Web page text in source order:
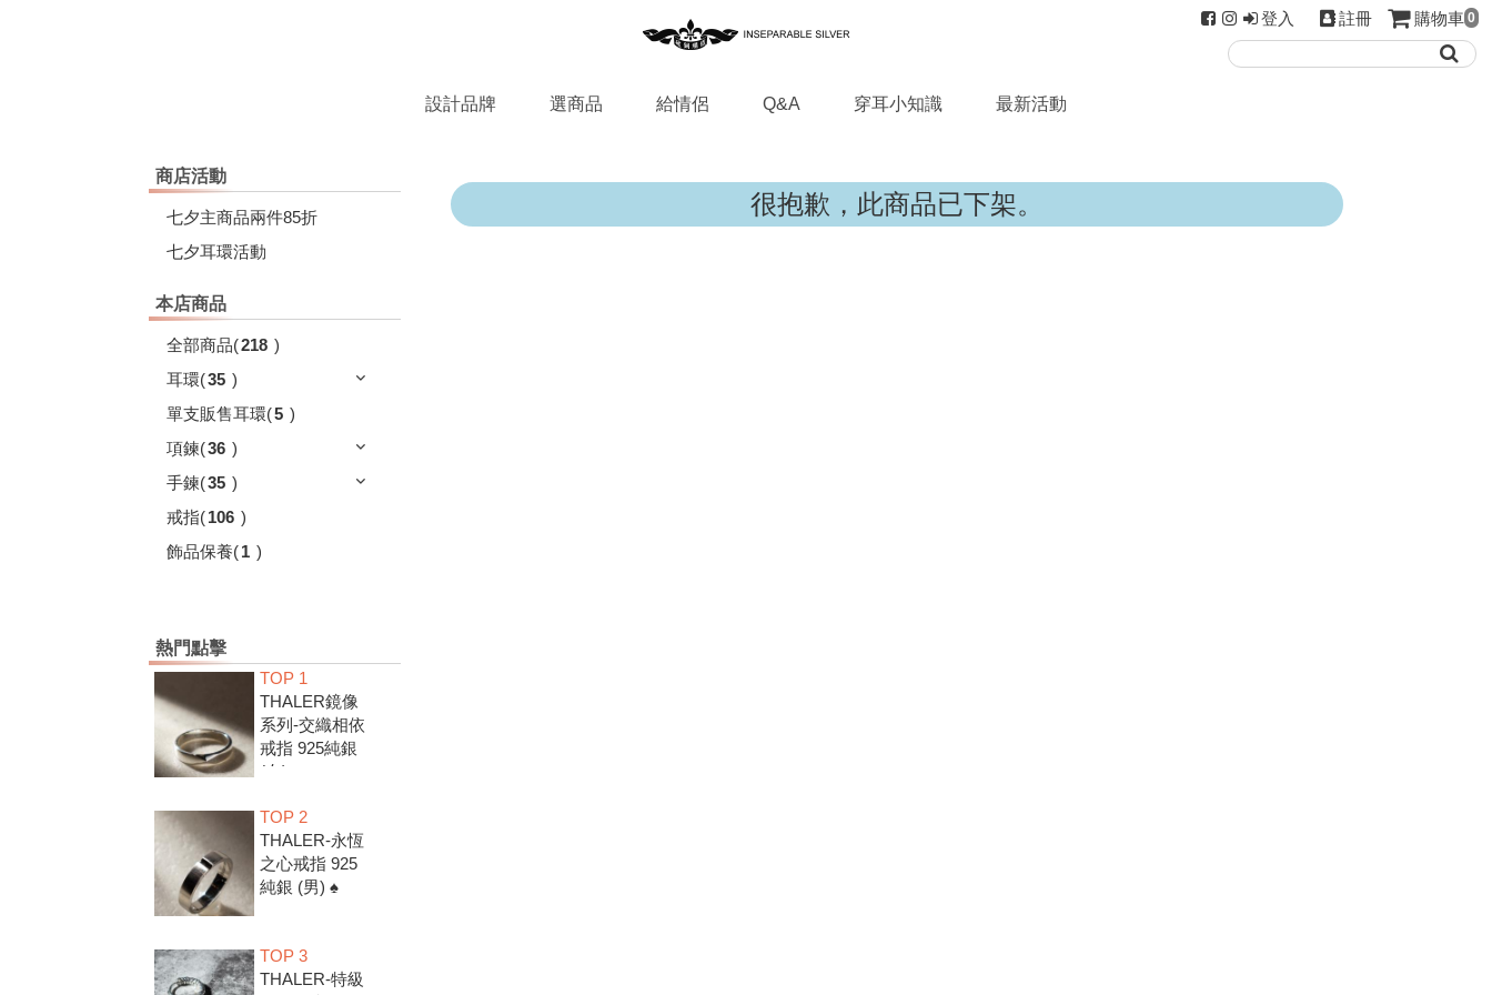
登入 註冊 購物車 0
設計品牌 選商品 給情侶 Q&A 穿耳小知識 最新活動
商店活動
七夕主商品兩件85折
七夕耳環活動
本店商品
全部商品(218 )
耳環(35 )
單支販售耳環(5 )
項鍊(36 )
手鍊(35 )
戒指(106 )
飾品保養(1 )
熱門點擊
TOP 1
THALER鏡像
系列-交織相依
戒指 925純銀
(女) ♠
TOP 2
THALER-永恆
之心戒指 925
純銀 (男) ♠
TOP 3
THALER-特級
很抱歉，此商品已下架。